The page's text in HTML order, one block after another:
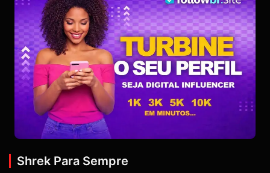
Shrek Para Sempre